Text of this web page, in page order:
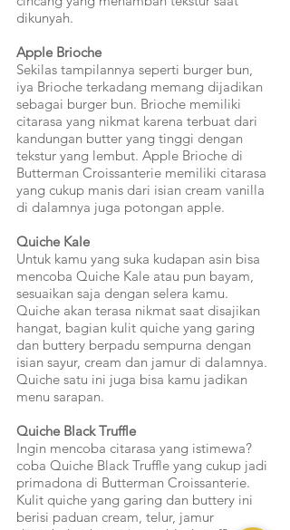
dikunyah.
Apple Brioche
Sekilas tampilannya seperti burger bun,
iya Brioche terkadang memang dijadikan
sebagai burger bun. Brioche memiliki
citarasa yang nikmat karena terbuat dari
kandungan butter yang tinggi dengan
tekstur yang lembut. Apple Brioche di
Butterman Croissanterie memiliki citarasa
yang cukup manis dari isian cream vanilla
di dalamnya juga potongan apple.
Quiche Kale
Untuk kamu yang suka kudapan asin bisa
mencoba Quiche Kale atau pun bayam,
sesuaikan saja dengan selera kamu.
Quiche akan terasa nikmat saat disajikan
hangat, bagian kulit quiche yang garing
dan buttery berpadu sempurna dengan
isian sayur, cream dan jamur di dalamnya.
Quiche satu ini juga bisa kamu jadikan
menu sarapan.
Quiche Black Truffle
Ingin mencoba citarasa yang istimewa?
coba Quiche Black Truffle yang cukup jadi
primadona di Butterman Croissanterie.
Kulit quiche yang garing dan buttery ini
berisi paduan cream, telur, jamur